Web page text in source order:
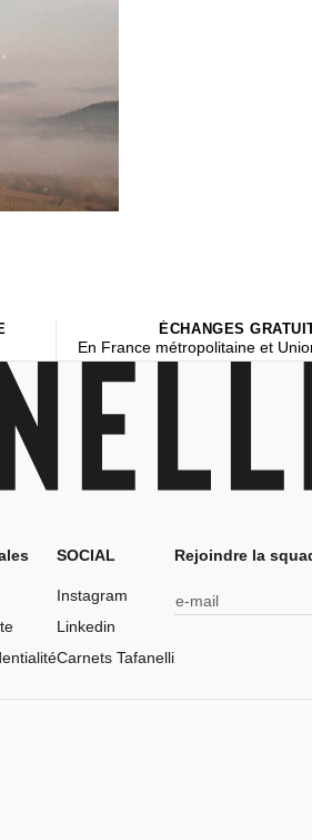
ÉCHANGES
En France métropolitaine et
SOCIAL
Instagram
Linkedin
Carnets Tafanelli
Rejoindre la
e-mail